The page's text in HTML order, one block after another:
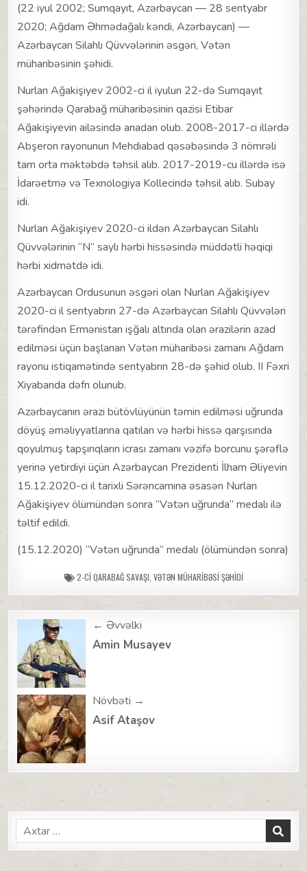
(22 iyul 2002; Sumqayıt, Azərbaycan — 28 sentyabr
2020; Ağdam Əhmədağalı kəndi, Azərbaycan) —
Azərbaycan Silahlı Qüvvələrinin əsgəri, Vətən
müharibəsinin şəhidi.
Nurlan Ağakişiyev 2002-ci il iyulun 22-də Sumqayıt
şəhərində Qarabağ müharibəsinin qazisi Etibar
Ağakişiyevin ailəsində anadan olub. 2008-2017-ci illərdə
Abşeron rayonunun Mehdiabad qəsəbəsində 3 nömrəli
tam orta məktəbdə təhsil alıb. 2017-2019-cu illərdə isə
İdarəetmə və Texnologiya Kollecində təhsil alıb. Subay
idi.
Nurlan Ağakişiyev 2020-ci ildən Azərbaycan Silahlı
Qüvvələrinin “N” saylı hərbi hissəsində müddətli həqiqi
hərbi xidmətdə idi.
Azərbaycan Ordusunun əsgəri olan Nurlan Ağakişiyev
2020-ci il sentyabrın 27-də Azərbaycan Silahlı Qüvvələri
tərəfindən Ermənistan işğalı altında olan ərazilərin azad
edilməsi üçün başlanan Vətən müharibəsi zamanı Ağdam
rayonu istiqamətində sentyabrın 28-də şəhid olub. II Fəxri
Xiyabanda dəfn olunub.
Azərbaycanın ərazi bütövlüyünün təmin edilməsi uğrunda
döyüş əməliyyatlarına qatılan və hərbi hissə qarşısında
qoyulmuş tapşırıqların icrası zamanı vəzifə borcunu şərəflə
yerinə yetirdiyi üçün Azərbaycan Prezidenti İlham Əliyevin
15.12.2020-ci il tarixli Sərəncamına əsasən Nurlan
Ağakişiyev ölümündən sonra “Vətən uğrunda” medalı ilə
təltif edildi.
(15.12.2020) “Vətən uğrunda” medalı (ölümündən sonra)
2-CI QARABAĞ SAVAŞI VƏTƏN MÜHARIBƏSI ŞƏHIDI
Post
navigation
← Əvvəlki
Amin Musayev
Növbəti →
Asif Ataşov
Search
for: